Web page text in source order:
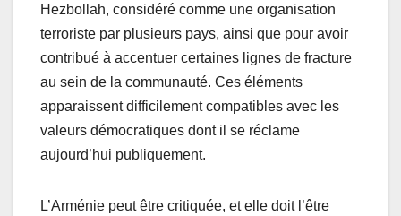
Hezbollah, considéré comme une organisation
terroriste par plusieurs pays, ainsi que pour avoir
contribué à accentuer certaines lignes de fracture
au sein de la communauté. Ces éléments
apparaissent difficilement compatibles avec les
valeurs démocratiques dont il se réclame
aujourd’hui publiquement.
L’Arménie peut être critiquée, et elle doit l’être